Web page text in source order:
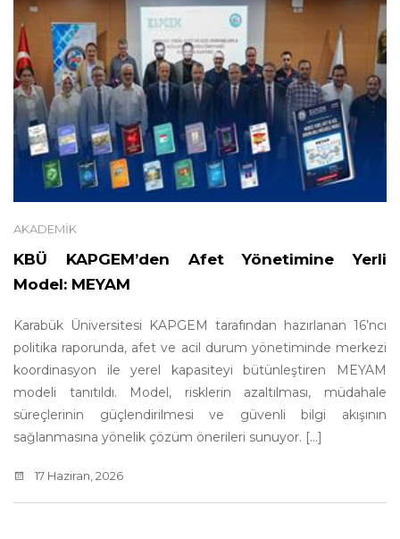
AKADEMIK
KBÜ KAPGEM’den Afet Yönetimine Yerli
Model: MEYAM
Karabük Üniversitesi KAPGEM tarafından hazırlanan 16’ncı
politika raporunda, afet ve acil durum yönetiminde merkezi
koordinasyon ile yerel kapasiteyi bütünleştiren MEYAM
modeli tanıtıldı. Model, risklerin azaltılması, müdahale
süreçlerinin güçlendirilmesi ve güvenli bilgi akışının
sağlanmasına yönelik çözüm önerileri sunuyor. [...]
17 Haziran, 2026